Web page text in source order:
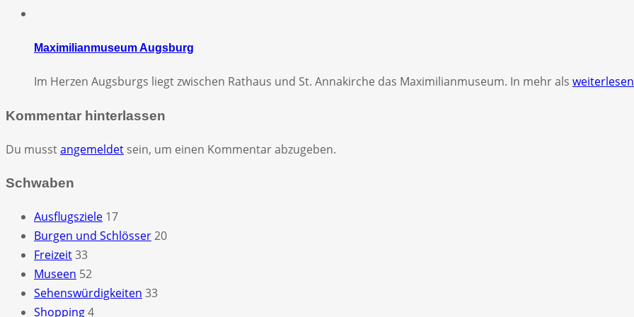
Maximilianmuseum Augsburg
Im Herzen Augsburgs liegt zwischen Rathaus und St. Annakirche das Maximilianmuseum. In mehr als
Kommentar hinterlassen
Du musstangemeldet sein, um einen Kommentar abzugeben.
Schwaben
Ausflugsziele 17
Burgen und Schlösser20
Freizeit33
Museen 52
Sehenswürdigkeiten 33
Shopping4